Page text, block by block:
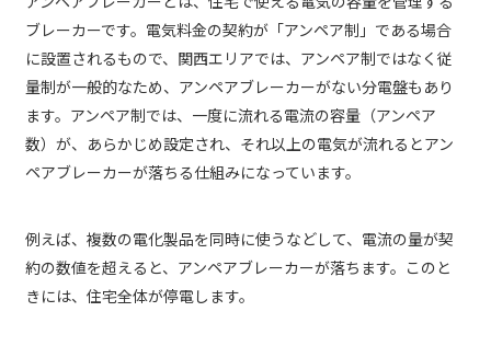
ブレーカーです。電気料金の契約が「アンペア制」である場合
に設置されるもので、関西エリアでは、アンペア制ではなく従
量制が一般的なため、アンペアブレーカーがない分電盤もあり
ます。アンペア制では、一度に流れる電流の容量（アンペア
数）が、あらかじめ設定され、それ以上の電気が流れるとアン
ペアブレーカーが落ちる仕組みになっています。
例えば、複数の電化製品を同時に使うなどして、電流の量が契
約の数値を超えると、アンペアブレーカーが落ちます。このと
きには、住宅全体が停電します。